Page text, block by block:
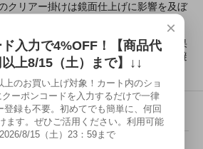
クリアー掛けは鏡面仕上げに影響を及ぼ
え下さい。
ると下地となった塗膜が溶解し鏡面効果
ので塗装の際は重ね塗りをできるだけ避
×
入力で4%OFF！【商品代
上8/15（土）まで】↓↓
上のお買い上げ対象！カート内のショ
ーポンコードを入力するだけで一律
登録も不要。初めてでも簡単に、何回
ます。ぜひご活用ください。利用可能
8/15（土）23：59まで